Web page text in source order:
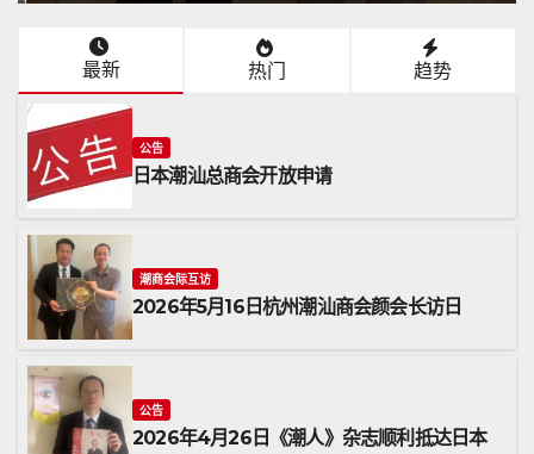
最新 热门 趋势
公告
日本潮汕总商会开放申请
潮商会际互访
2026年5月16日杭州潮汕商会颜会长访日
公告
2026年4月26日《潮人》杂志顺利抵达日本